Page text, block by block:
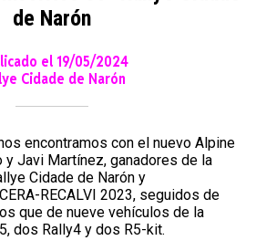
de Narón
el 19/05/2024
Cidade de Narón
encontramos con el nuevo Alpine
y Javi Martínez, ganadores de la
Cidade de Narón y
RECALVI 2023, seguidos de
que de nueve vehículos de la
dos Rally4 y dos R5-kit.